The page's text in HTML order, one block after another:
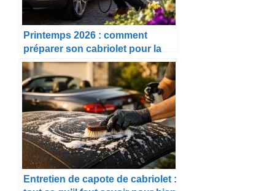
Printemps 2026 : comment
préparer son cabriolet pour la
belle saison
Entretien de capote de cabriolet :